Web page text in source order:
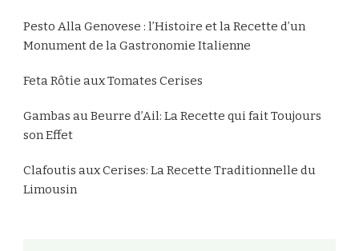
Pesto Alla Genovese : l’Histoire et la Recette d’un
Monument de la Gastronomie Italienne
Feta Rôtie aux Tomates Cerises
Gambas au Beurre d’Ail: La Recette qui fait Toujours
son Effet
Clafoutis aux Cerises: La Recette Traditionnelle du
Limousin